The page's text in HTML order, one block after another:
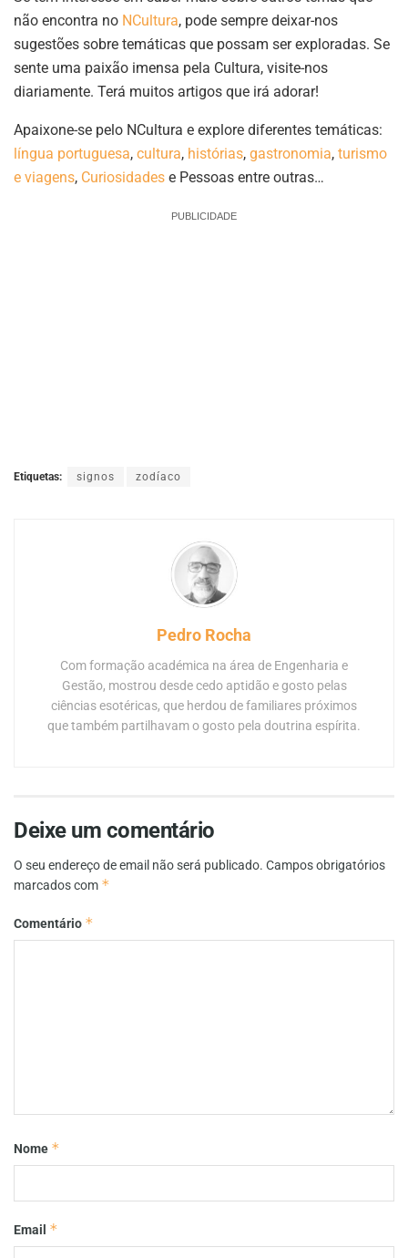
não encontra no NCultura, pode sempre deixar-nos
sugestões sobre temáticas que possam ser exploradas. Se
sente uma paixão imensa pela Cultura, visite-nos
diariamente. Terá muitos artigos que irá adorar!
Apaixone-se pelo NCultura e explore diferentes temáticas:
língua portuguesa, cultura, histórias, gastronomia, turismo
e viagens, Curiosidades e Pessoas entre outras…
PUBLICIDADE
Etiquetas: signos zodíaco
Pedro Rocha
Com formação académica na área de Engenharia e
Gestão, mostrou desde cedo aptidão e gosto pelas
ciências esotéricas, que herdou de familiares próximos
que também partilhavam o gosto pela doutrina espírita.
Deixe um comentário
O seu endereço de email não será publicado. Campos obrigatórios
marcados com *
Comentário *
Nome *
Email *